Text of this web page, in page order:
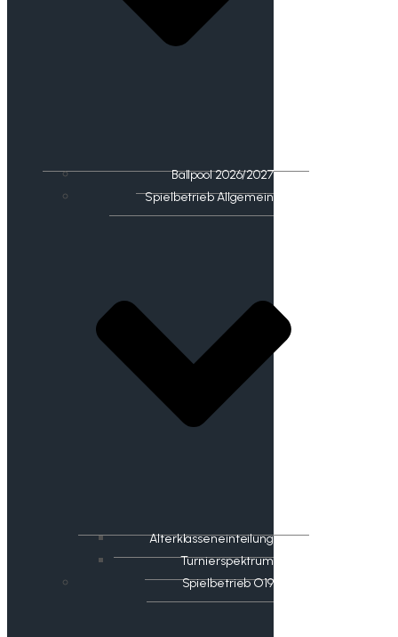
Ballpool 2026/2027
Spielbetrieb Allgemein
Alterklasseneinteilung
Turnierspektrum
Spielbetrieb O19